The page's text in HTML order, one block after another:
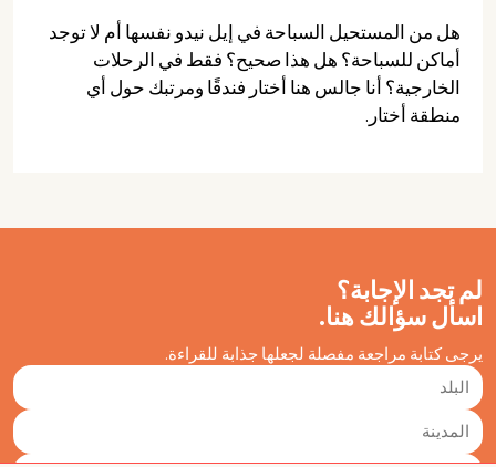
هل من المستحيل السباحة في إيل نيدو نفسها أم لا توجد
أماكن للسباحة؟ هل هذا صحيح؟ فقط في الرحلات
الخارجية؟ أنا جالس هنا أختار فندقًا ومرتبك حول أي
منطقة أختار.
لم تجد الإجابة؟
اسأل سؤالك هنا.
يرجى كتابة مراجعة مفصلة لجعلها جذابة للقراءة.